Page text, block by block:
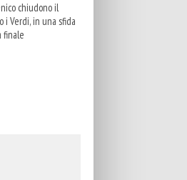
chiudono il
i Verdi, in una sfida
finale